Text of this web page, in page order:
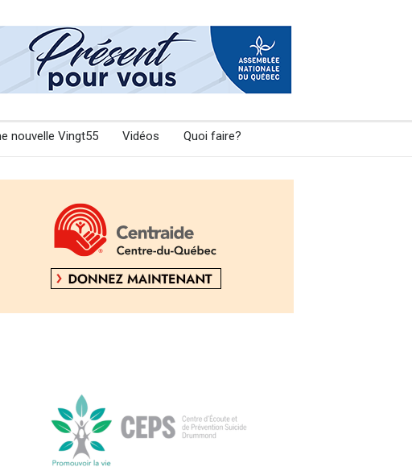
nouvelle Vingt55 Vidéos Quoi faire?